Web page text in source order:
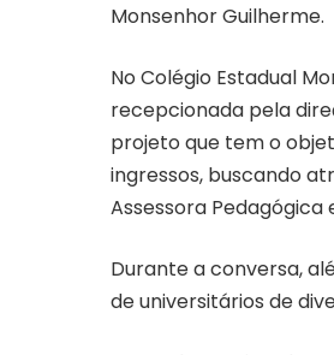
Monsenhor Guilherme.
No Colégio Estadual
recepcionada pela
projeto que tem o
ingressos, buscando
Assessora
Durante a conversa,
de universitários de